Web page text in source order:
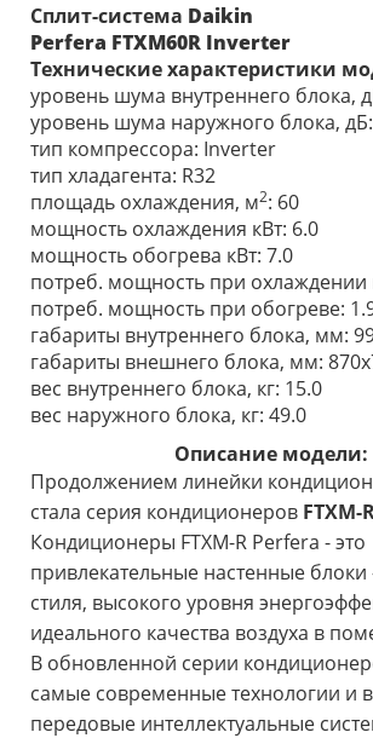
Сплит-система Daikin
Perfera FTXM60R Inverter
Технические характеристики
уровень шума внутреннего блока,
уровень шума наружного блока,
тип компрессора: Inverter
тип хладагента: R32
площадь охлаждения, м2: 60
мощность охлаждения кВт: 6.0
мощность обогрева кВт: 7.0
потреб. мощность при охлаждении
потреб. мощность при обогреве:
габариты внутреннего блока, мм:
габариты внешнего блока, мм:
вес внутреннего блока, кг: 15.0
вес наружного блока, кг: 49.0
Описание модели:
Продолжением линейки
стала серия кондиционеров FTXM-
Кондиционеры FTXM-R Perfera - это
привлекательные настенные
стиля, высокого уровня
идеального качества воздуха в
В обновленной серии
самые современные технологии и
передовые интеллектуальные